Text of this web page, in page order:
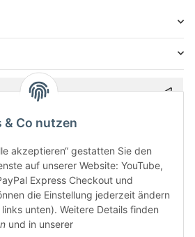
IhrerDatenschutzerklärung
& Co nutzen
akzeptieren“ gestatten Sie den
auf unserer Website: YouTube,
Express Checkout und
die Einstellung jederzeit ändern
unten). Weitere Details finden
und in unserer